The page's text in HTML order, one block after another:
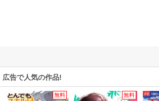
広告で人気の作品!
無料 無料